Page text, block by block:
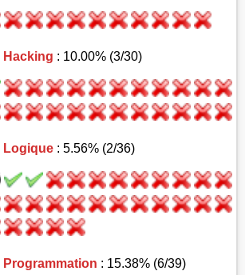
Hacking : 10.00% (3/30)
Logique: 5.56% (2/36)
Programmation : 15.38% (6/39)